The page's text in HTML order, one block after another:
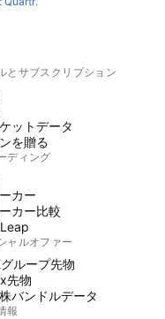
とサブスクリプション
ットデータ
を贈る
ディング
カー
カー比較
ャルオファー
ループ先物
先物
バンドルデータ
報